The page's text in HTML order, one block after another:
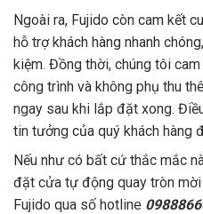
Ngoài ra, Fujido còn cam kết
hỗ trợ khách hàng nhanh
kiệm. Đồng thời, chúng tôi
công trình và không phụ thu
ngay sau khi lắp đặt xong.
tin tưởng của quý khách hàng
Nếu như có bất cứ thắc mắc
đặt cửa tự động quay tròn
Fujido qua số hotline